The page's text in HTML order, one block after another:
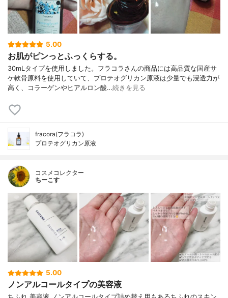
5.00
お肌がピンっとふっくらする。
30mLタイプを使用しました。フラコラさんの商品には高品質な国産サ
ケ軟骨原料を使用していて、プロテオグリカン原液は少量でも浸透力が
高く、コラーゲンやヒアルロン酸…続きを見る
fracora(フラコラ)
プロテオグリカン原液
コスメコレクター
ちーこす
5.00
ノンアルコールタイプの美容液